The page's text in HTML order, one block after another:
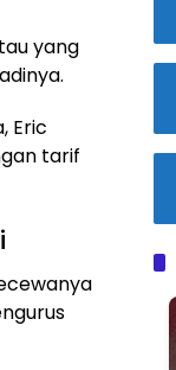
yang
Eric
tarif